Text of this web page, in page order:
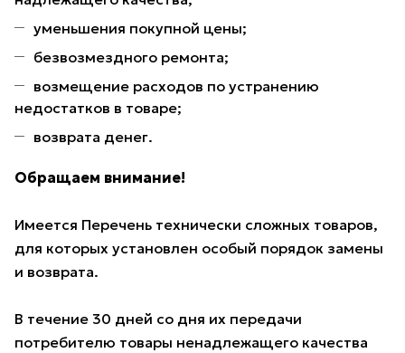
уменьшения покупной цены;
безвозмездного ремонта;
возмещение расходов по устранению
недостатков в товаре;
возврата денег.
Обращаем внимание!
Имеется Перечень технически сложных товаров,
для которых установлен особый порядок замены
и возврата.
В течение 30 дней со дня их передачи
потребителю товары ненадлежащего качества